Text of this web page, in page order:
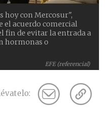
EFE (referencial)
hoy con Mercosur",
el acuerdo comercial
fin de evitar la entrada a
hormonas o